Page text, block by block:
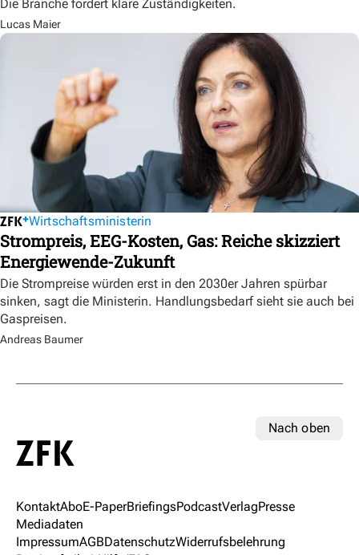
Die Branche fordert klare Zuständigkeiten.
Lucas Maier
Wirtschaftsministerin
Strompreis, EEG-Kosten, Gas: Reiche skizziert
Energiewende-Zukunft
Die Strompreise würden erst in den 2030er Jahren spürbar
sinken, sagt die Ministerin. Handlungsbedarf sieht sie auch bei
Gaspreisen.
Andreas Baumer
Nach oben
KontaktAboE-PaperBriefingsPodcastVerlagPresse
Mediadaten
ImpressumAGBDatenschutzWiderrufsbelehrung